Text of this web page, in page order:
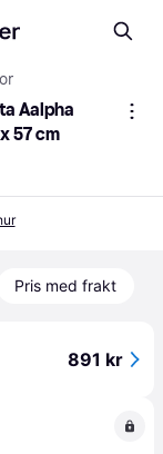
Aalpha
57 cm
Pris med frakt
891 kr